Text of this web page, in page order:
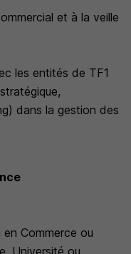
et à la veille
les entités de TF1
dans la gestion des
Commerce ou
Université ou